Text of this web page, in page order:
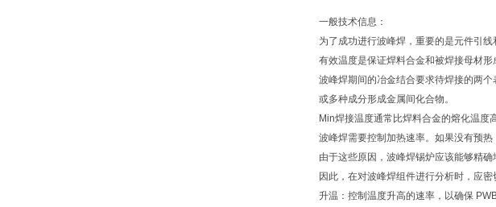
一般技术信息：
为了成功进行波峰焊，重要的是元件引
有效温度是保证焊料合金和被焊接母材形
波峰焊期间的冶金结合要求待焊接的两
或多种成分形成金属间化合物。
Min焊接温度通常比焊料合金的熔化温度
波峰焊需要控制加热速率。如果没有预热
由于这些原因，波峰焊锡炉应该能够精确
因此，在对波峰焊组件进行分析时，应
升温：控制温度升高的速率，以确保